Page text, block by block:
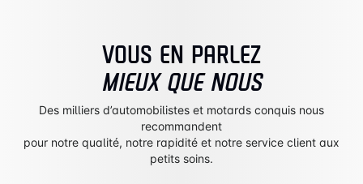
VOUS EN PARLEZ
MIEUX QUE NOUS
Des milliers d’automobilistes et motards conquis nous
recommandent
pour notre qualité, notre rapidité et notre service client aux
petits soins.